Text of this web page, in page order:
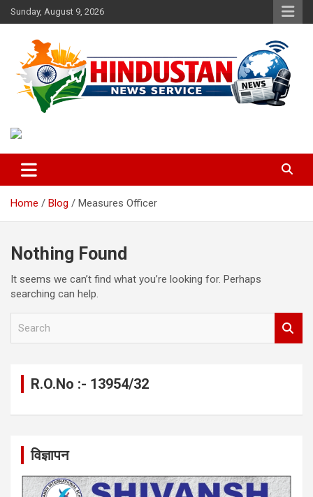
Skip
to
Sunday, August 9, 2026
Hindustan News Service
Home Blog Measures Officer
Nothing Found
It seems we can’t find what you’re looking for. Perhaps
searching can help.
R.O.No :- 13954/32
विज्ञापन